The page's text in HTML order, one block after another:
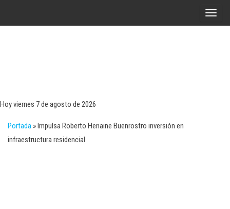
A
Hoy viernes 7 de agosto de 2026
Portada »Impulsa Roberto Henaine Buenrostro inversión en
infraestructura residencial